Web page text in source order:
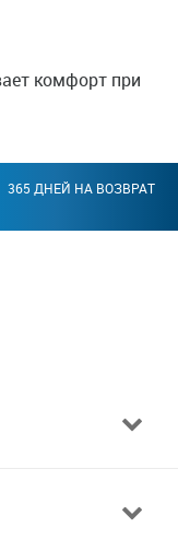
комфорт при
365 ДНЕЙ НА ВОЗВРАТ